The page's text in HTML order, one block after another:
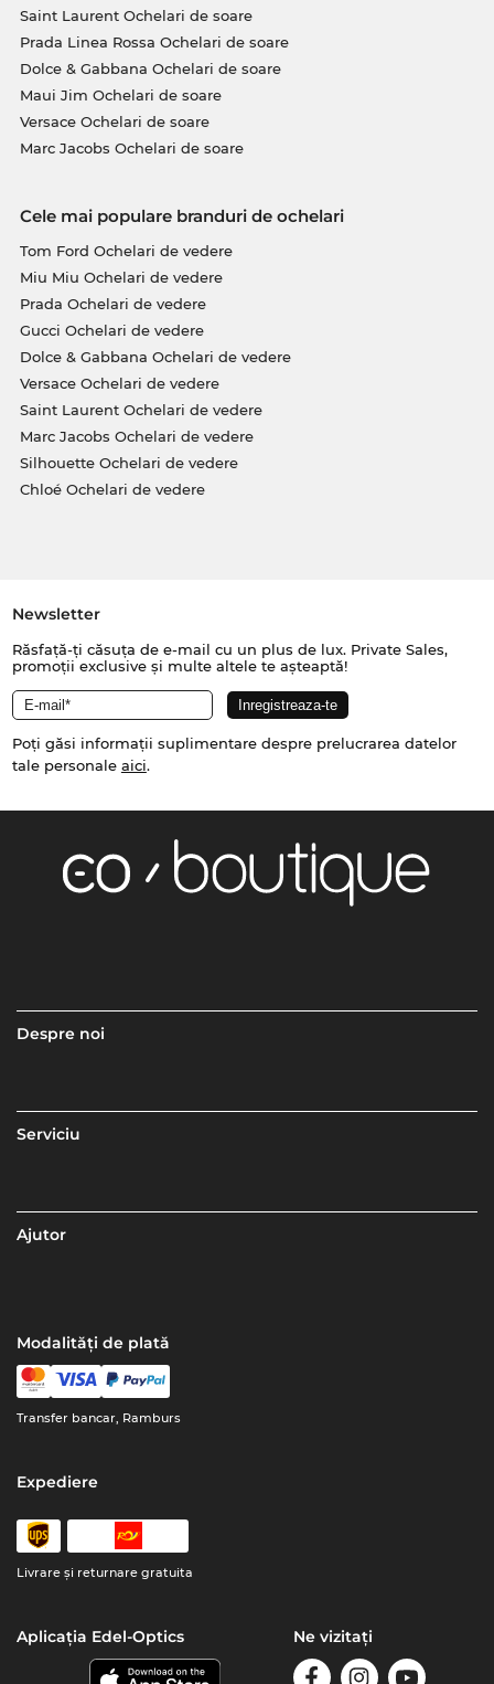
Saint Laurent Ochelari de soare
Prada Linea Rossa Ochelari de soare
Dolce & Gabbana Ochelari de soare
Maui Jim Ochelari de soare
Versace Ochelari de soare
Marc Jacobs Ochelari de soare
Cele mai populare branduri de ochelari
Tom Ford Ochelari de vedere
Miu Miu Ochelari de vedere
Prada Ochelari de vedere
Gucci Ochelari de vedere
Dolce & Gabbana Ochelari de vedere
Versace Ochelari de vedere
Saint Laurent Ochelari de vedere
Marc Jacobs Ochelari de vedere
Silhouette Ochelari de vedere
Chloé Ochelari de vedere
Newsletter
Răsfață-ți căsuța de e-mail cu un plus de lux. Private Sales,
promoții exclusive și multe altele te așteaptă!
Poți găsi informații suplimentare despre prelucrarea datelor
tale personale aici.
Despre noi
Serviciu
Ajutor
Modalități de plată
Transfer bancar, Ramburs
Expediere
Livrare şi returnare gratuita
Aplicația Edel-Optics Ne vizitați